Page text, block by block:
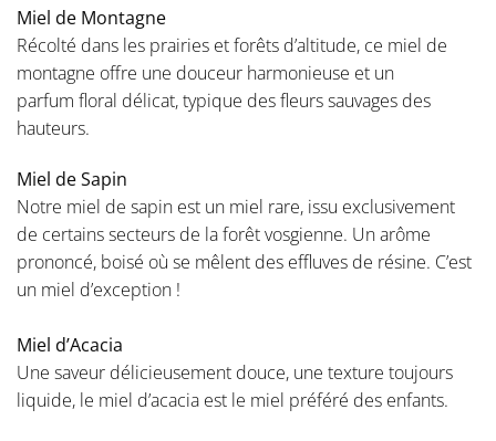
Miel de Montagne
Récolté dans les prairies et forêts d’altitude, ce miel de
montagne offre une douceur harmonieuse et un
parfum floral délicat, typique des fleurs sauvages des
hauteurs.
Miel de Sapin
Notre miel de sapin est un miel rare, issu exclusivement
de certains secteurs de la forêt vosgienne. Un arôme
prononcé, boisé où se mêlent des effluves de résine. C’est
un miel d’exception !
Miel d’Acacia
Une saveur délicieusement douce, une texture toujours
liquide, le miel d’acacia est le miel préféré des enfants.